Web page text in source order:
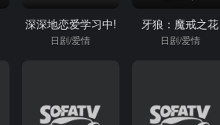
深深地恋爱学习中!
日剧/爱情
牙狼：魔戒之花
日剧/爱情